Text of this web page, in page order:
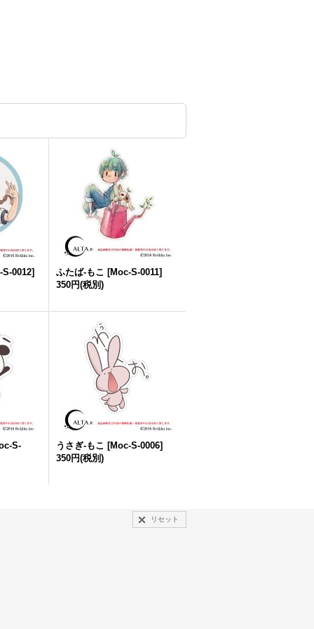
S-0012] ふたば-もこ [Moc-S-0011]
350円(税別)
S- うさぎ-もこ [Moc-S-0006]
350円(税別)
リセット